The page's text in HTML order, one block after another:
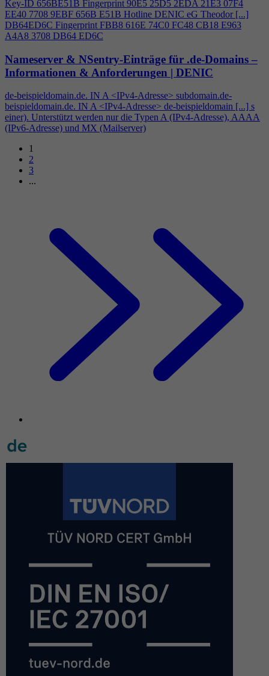
Key-ID 656BE51B Fingerprint 90E5 25D5 2EDA 21E3 07F4
EE40 7708 9EBF 656B E51B Hotline DENIC eG Theodor [...]
DB64ED6C Fingerprint FBB8 616E 74C0 FC48 CB18 E963
A4A8 3708 DB64 ED6C
Nameserver & NSentry-Einträge für .de-Domains –
Informationen & Anforderungen | DENIC
de-beispieldomain.de. IN A <IPv4-Adresse> subdomain.de-
beispieldomain.de. IN A <IPv4-Adresse> de-beispieldomain [...] s
einer). Unterstützt werden nur die Typen A (IPv4-Adresse), AAAA
(IPv6-Adresse) und MX (Mailserver)
1
2
3
...